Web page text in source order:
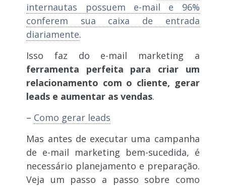
internautas possuem e-mail e 96%
conferem sua caixa de entrada
diariamente.
Isso faz do e-mail marketing a
ferramenta perfeita para criar um
relacionamento com o cliente, gerar
leads e aumentar as vendas.
– Como gerar leads
Mas antes de executar uma campanha
de e-mail marketing bem-sucedida, é
necessário planejamento e preparação.
Veja um passo a passo sobre como